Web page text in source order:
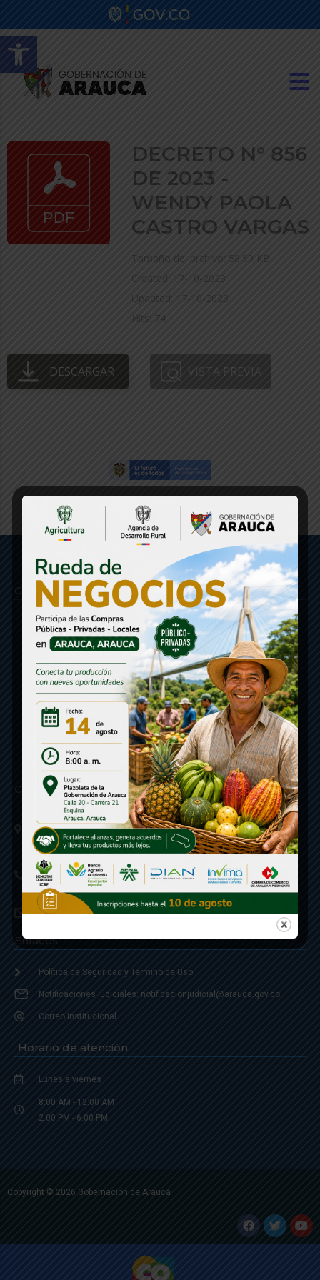
Abrir barra de herramientas
DECRETO N° 856
DE 2023 -
WENDY PAOLA
CASTRO VARGAS
Tamaño del archivo: 58.50 KB
Created: 17-10-2023
Updated: 17-10-2023
Hits: 74
DESCARGAR VISTA PREVIA
Gobernación de Arauca
Contáctenos
Calle 20 - Carrera 21 Esquina
Código postal 810001
Linea de Servicio a la Ciudadania: 57- 6078851946
Linea Anticorrupción: 607885 3374
correspondencia: archivogeneral@arauca.gov.co
Enlaces
Política de Seguridad y Termino de Uso
Notificaciones judiciales: notificacionjudicial@arauca.gov.co
Correo Institucional
Horario de atención
Lunes a viernes
8:00 AM - 12:00 AM
2:00 PM - 6:00 PM.
Copyright © 2026 Gobernación de Arauca